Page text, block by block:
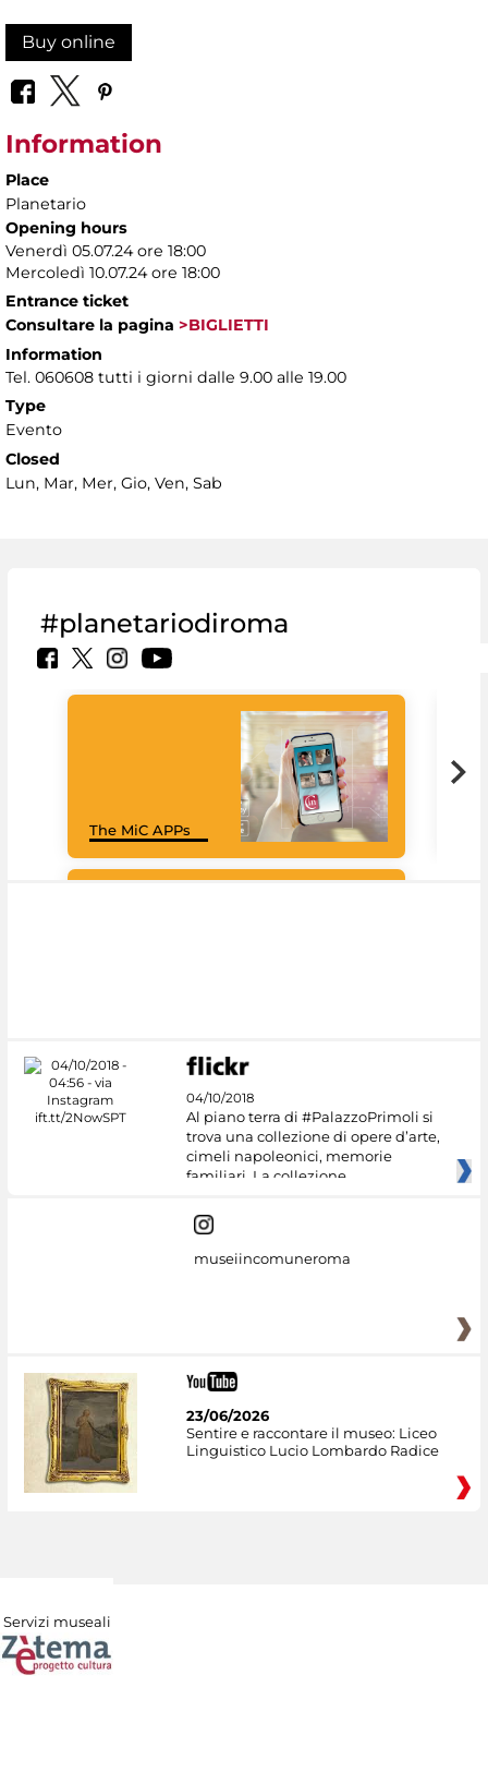
Buy online
Information
Place
Planetario
Opening hours
Venerdì 05.07.24 ore 18:00
Mercoledì 10.07.24 ore 18:00
Entrance ticket
Consultare la pagina >BIGLIETTI
Information
Tel. 060608 tutti i giorni dalle 9.00 alle 19.00
Type
Evento
Closed
Lun, Mar, Mer, Gio, Ven, Sab
#planetariodiroma
The MiC APPs
04/10/2018
Al piano terra di #PalazzoPrimoli si
trova una collezione di opere d’arte,
cimeli napoleonici, memorie
familiari. La collezione
museiincomuneroma
23/06/2026
Sentire e raccontare il museo: Liceo
Linguistico Lucio Lombardo Radice
Servizi museali